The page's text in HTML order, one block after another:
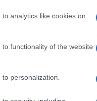
analytics like cookies on
functionality of the website
personalization.
-